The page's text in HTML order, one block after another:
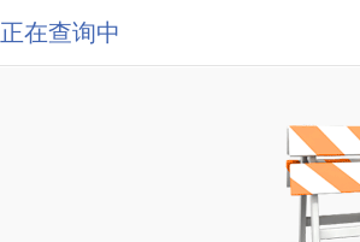
正在查询中